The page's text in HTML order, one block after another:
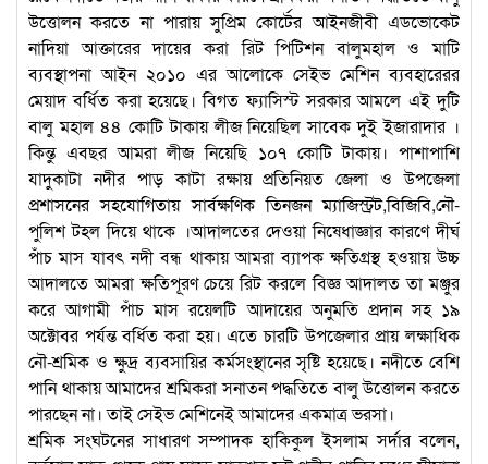
উত্তোলন করতে না পারায় সুপ্রিম কোর্টের আইনজীবী এডভোকেট
নাদিয়া আক্তারের দায়ের করা রিট পিটিশন বালুমহাল ও মাটি
ব্যবস্থাপনা আইন ২০১০ এর আলোকে সেইভ মেশিন ব্যবহারেরর
মেয়াদ বর্ধিত করা হয়েছে। বিগত ফ্যাসিস্ট সরকার আমলে এই দুটি
বালু মহাল ৪৪ কোটি টাকায় লীজ নিয়েছিল সাবেক দুই ইজারাদার ।
কিন্তু এবছর আমরা লীজ নিয়েছি ১০৭ কোটি টাকায়। পাশাপাশি
যাদুকাটা নদীর পাড় কাটা রক্ষায় প্রতিনিয়ত জেলা ও উপজেলা
প্রশাসনের সহযোগিতায় সার্বক্ষণিক তিনজন ম্যাজিস্ট্রট,বিজিবি,নৌ-
পুলিশ টহল দিয়ে থাকে ।আদালতের দেওয়া নিষেধাজ্ঞার কারণে দীর্ঘ
পাঁচ মাস যাবৎ নদী বন্ধ থাকায় আমরা ব্যাপক ক্ষতিগ্রস্থ হওয়ায় উচ্চ
আদালতে আমরা ক্ষতিপূরণ চেয়ে রিট করলে বিজ্ঞ আদালত তা মঞ্জুর
করে আগামী পাঁচ মাস রয়েলটি আদায়ের অনুমতি প্রদান সহ ১৯
অক্টোবর পর্যন্ত বর্ধিত করা হয়। এতে চারটি উপজেলার প্রায় লক্ষাধিক
নৌ-শ্রমিক ও ক্ষুদ্র ব্যবসায়ির কর্মসংস্থানের সৃষ্টি হয়েছে। নদীতে বেশি
পানি থাকায় আমাদের শ্রমিকরা সনাতন পদ্ধতিতে বালু উত্তোলন করতে
পারছেন না। তাই সেইভ মেশিনেই আমাদের একমাত্র ভরসা।
শ্রমিক সংঘটনের সাধারণ সম্পাদক হাকিকুল ইসলাম সর্দার বলেন,